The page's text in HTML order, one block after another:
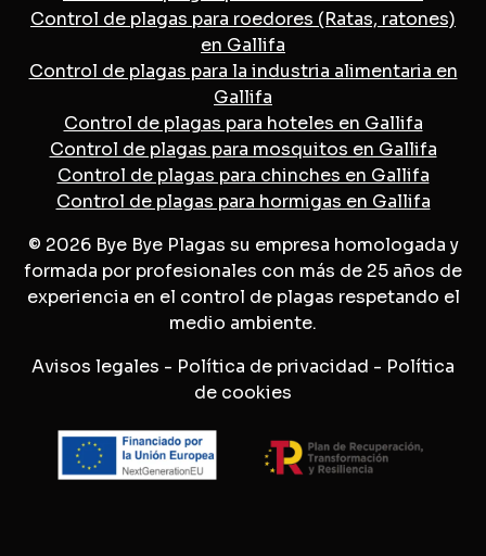
Control de plagas para roedores (Ratas, ratones)
en Gallifa
Control de plagas para la industria alimentaria en
Gallifa
Control de plagas para hoteles en Gallifa
Control de plagas para mosquitos en Gallifa
Control de plagas para chinches en Gallifa
Control de plagas para hormigas en Gallifa
© 2026 Bye Bye Plagas su empresa homologada y
formada por profesionales con más de 25 años de
experiencia en el control de plagas respetando el
medio ambiente.
Avisos legales - Política de privacidad - Política
de cookies